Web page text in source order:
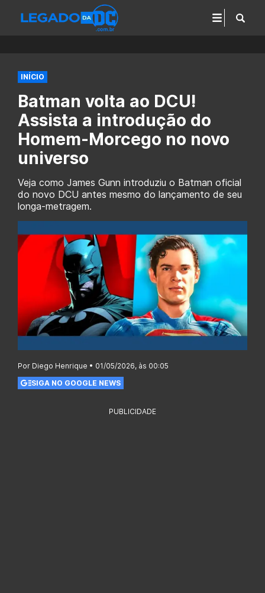
INÍCIO
Batman volta ao DCU!
Assista a introdução do
Homem-Morcego no novo
universo
Veja como James Gunn introduziu o Batman oficial
do novo DCU antes mesmo do lançamento de seu
longa-metragem.
Por Diego Henrique • 01/05/2026, às 00:05
SIGA NO GOOGLE NEWS
PUBLICIDADE